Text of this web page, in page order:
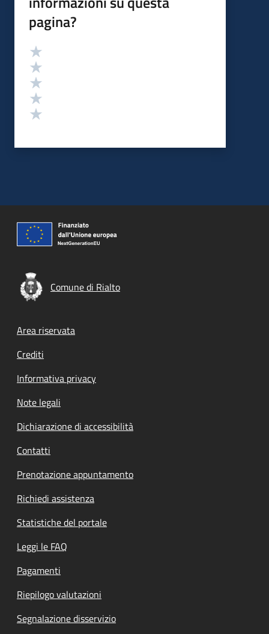
pagina?
Valutazione
Comune di Rialto
Footer menu
Area riservata
Crediti
Informativa privacy
Note legali
Dichiarazione di accessibilità
Contatti
Prenotazione appuntamento
Richiedi assistenza
Statistiche del portale
Leggi le FAQ
Pagamenti
Riepilogo valutazioni
Segnalazione disservizio